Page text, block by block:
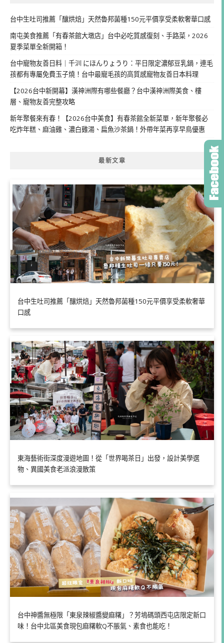
台中生吐司推薦「釀烘焙」天然魯邦菌種150元平價享受柔軟奢華口感
南屯美食推薦「有春茶館大墩店」台中必吃質感復刻、手路菜，2026
夏季菜單全新開箱！
台中寵物友善日料｜千汌 にほんりょうり：平日限定濃郁豆乳鍋，連毛
孩都有專屬免費玉子燒！台中最寵毛孩的高質感寵物友善日本料理
【2026台中新開幕】漢神洲際有哪些餐廳？台中漢神洲際美食、樓
層、寵物友善完整攻略
新年聚餐來有春！【2026台中美食】有春茶館全新菜單，新年聚餐必
吃炸年糕、麻油雞、濃白雞湯、扁魚沙茶鍋！外帶年菜再享早鳥優惠
最新文章
台中生吐司推薦「釀烘焙」天然魯邦菌種150元平價享受柔軟奢華
口感
東海藝術街深度漫遊地圖！從「世界喝茶日」出發，設計美學選
物、異國美食老派浪漫散策
台中神醬無極限「東泉辣椒醬變麻糬」？芳塢碼頭西屯店限定新口
味！台中北區美食現包麻糬軟Q不脹氣、素食也能吃！